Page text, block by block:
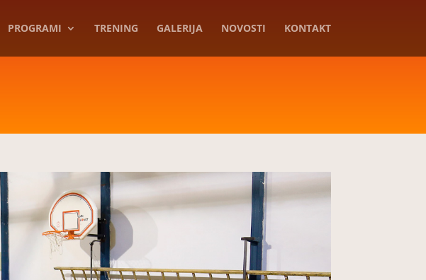
PROGRAMI TRENING GALERIJA NOVOSTI KONTAKT